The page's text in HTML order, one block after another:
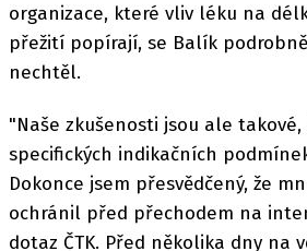
organizace, které vliv léku na
přežití popírají, se Balík
nechtěl.
"Naše zkušenosti jsou ale
specifických indikačních
Dokonce jsem přesvědčený, že
ochránil před přechodem na
dotaz ČTK. Před několika dny na